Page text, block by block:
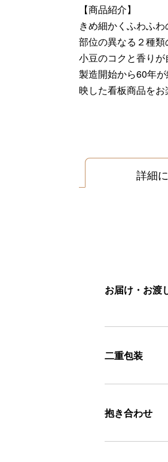
【商品紹介】
きめ細かくふわふ
部位の異なる２種
小豆のコクと香り
製造開始から60年
映した看板商品をお
詳細
お届け・お渡
二重包装
抱き合わせ